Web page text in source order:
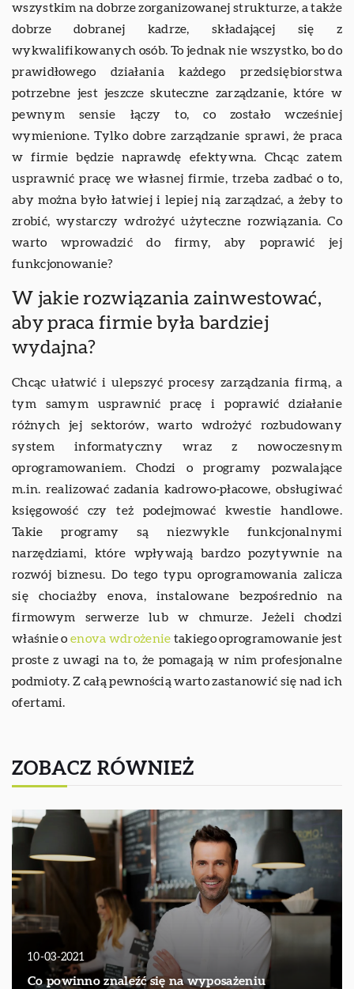
wszystkim na dobrze zorganizowanej strukturze, a także
dobrze dobranej kadrze, składającej się z
wykwalifikowanych osób. To jednak nie wszystko, bo do
prawidłowego działania każdego przedsiębiorstwa
potrzebne jest jeszcze skuteczne zarządzanie, które w
pewnym sensie łączy to, co zostało wcześniej
wymienione. Tylko dobre zarządzanie sprawi, że praca
w firmie będzie naprawdę efektywna. Chcąc zatem
usprawnić pracę we własnej firmie, trzeba zadbać o to,
aby można było łatwiej i lepiej nią zarządzać, a żeby to
zrobić, wystarczy wdrożyć użyteczne rozwiązania. Co
warto wprowadzić do firmy, aby poprawić jej
funkcjonowanie?
W jakie rozwiązania zainwestować,
aby praca firmie była bardziej
wydajna?
Chcąc ułatwić i ulepszyć procesy zarządzania firmą, a
tym samym usprawnić pracę i poprawić działanie
różnych jej sektorów, warto wdrożyć rozbudowany
system informatyczny wraz z nowoczesnym
oprogramowaniem. Chodzi o programy pozwalające
m.in. realizować zadania kadrowo-płacowe, obsługiwać
księgowość czy też podejmować kwestie handlowe.
Takie programy są niezwykle funkcjonalnymi
narzędziami, które wpływają bardzo pozytywnie na
rozwój biznesu. Do tego typu oprogramowania zalicza
się chociażby enova, instalowane bezpośrednio na
firmowym serwerze lub w chmurze. Jeżeli chodzi
właśnie oenova wdrożenie takiego oprogramowanie jest
proste z uwagi na to, że pomagają w nim profesjonalne
podmioty. Z całą pewnością warto zastanowić się nad ich
ofertami.
ZOBACZ RÓWNIEŻ
10-03-2021
Co powinno znaleźć się na wyposażeniu